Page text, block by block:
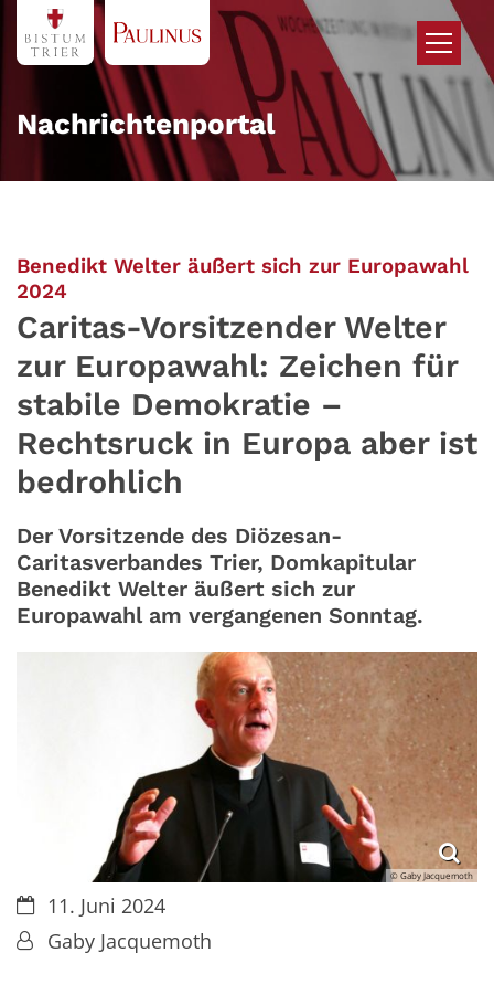
Zum Inhalt springen
Nachrichtenportal
Benedikt Welter äußert sich zur Europawahl
2024:
Caritas-Vorsitzender Welter
zur Europawahl: Zeichen für
stabile Demokratie –
Rechtsruck in Europa aber ist
bedrohlich
Der Vorsitzende des Diözesan-
Caritasverbandes Trier, Domkapitular
Benedikt Welter äußert sich zur
Europawahl am vergangenen Sonntag.
© Gaby Jacquemoth
Datum:11. Juni 2024
Von:Gaby Jacquemoth